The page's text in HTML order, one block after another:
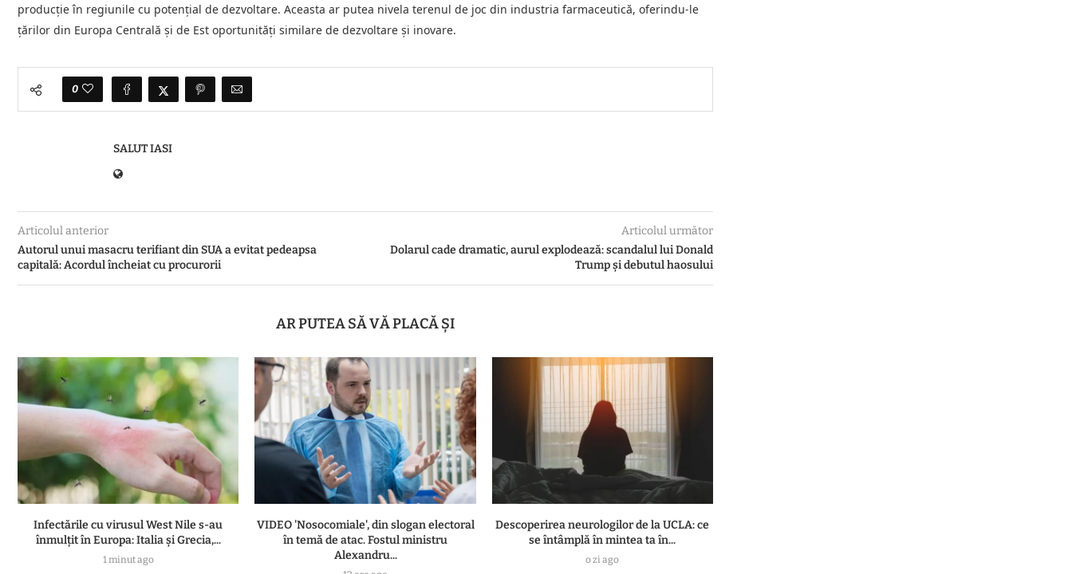
producție în regiunile cu potențial de dezvoltare. Aceasta ar putea nivela terenul de joc din industria farmaceutică, oferindu-le
țărilor din Europa Centrală și de Est oportunități similare de dezvoltare și inovare.
0
SALUT IASI
Articolul anterior
Autorul unui masacru terifiant din SUA a evitat pedeapsa
capitală: Acordul încheiat cu procurorii
Articolul următor
Dolarul cade dramatic, aurul explodează: scandalul lui Donald
Trump și debutul haosului
AR PUTEA SĂ VĂ PLACĂ ȘI
Infectările cu virusul West Nile s-au
înmulțit în Europa: Italia și Grecia,...
1 minut ago
VIDEO 'Nosocomiale', din slogan electoral
în temă de atac. Fostul ministru
Alexandru...
Descoperirea neurologilor de la UCLA: ce
se întâmplă în mintea ta în...
o zi ago